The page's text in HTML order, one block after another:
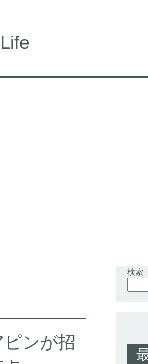
ピンが招
検索